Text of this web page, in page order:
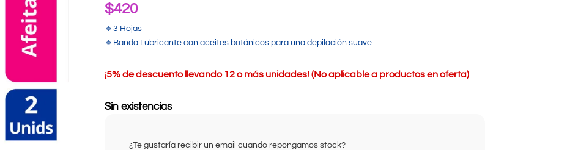
$420
🔸3 Hojas
🔸Banda Lubricante con aceites botánicos para una depilación suave
¡5% de descuento llevando 12 o más unidades! (No aplicable a productos en oferta)
Sin existencias
¿Te gustaría recibir un email cuando repongamos stock?